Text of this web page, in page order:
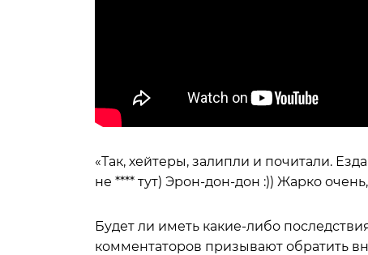
«Так, хейтеры, залипли и почитали.
не **** тут) Эрон-дон-дон :)) Жарко
Будет ли иметь какие-либо
комментаторов призывают обратить